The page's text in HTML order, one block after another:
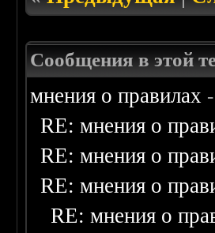
Сообщения в этой
мнения о правилах
RE: мнения о
RE: мнения о
RE: мнения о
RE: мнения о